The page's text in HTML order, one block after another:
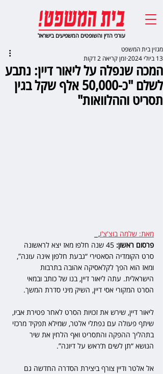
עורכי הדין והשופטים המשפיעים בישראל
המכה שנפלה על ליאור דיין: נתבע
לשלם "כ-50,000 אלף שקל בגין
תסריט וההלוואות"
מגזין בית המשפט
13 ביולי 2024
זמן קריאה 2 דקות
מאת: שלמה בוצ'צ'ו,
פרסום ראשון:
45 שנה חלפו מאז יצא לראשונה
סרט הקומדיה הסאטירי “גבעת חלפון אינה עונה”,
ומאז הוא הפך לקלאסיקה אהובה בתרבות
הישראלית. עתה ליאור דיין, בנו של כותב ובמאי
הסרט המקורי אסי דיין, השיק מיני סדרת המשך.
ליאור דיין, שירש את זכויות הסרט לאחר פטירת אביו,
שיתף פעולה עם נפתלי אלטר, שמילא תפקיד מרכזי
בתהליך ההפקה והתסריט ואף הלחין את שיר
הנושא “תן לשים ת’ראש על דיונה”.
אל אלטר ודיין צורף ביצירת הסדרה החדשה גם